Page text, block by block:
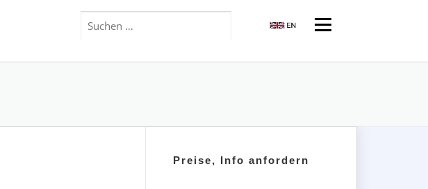
Suchen Menü
Preise, Info anfordern